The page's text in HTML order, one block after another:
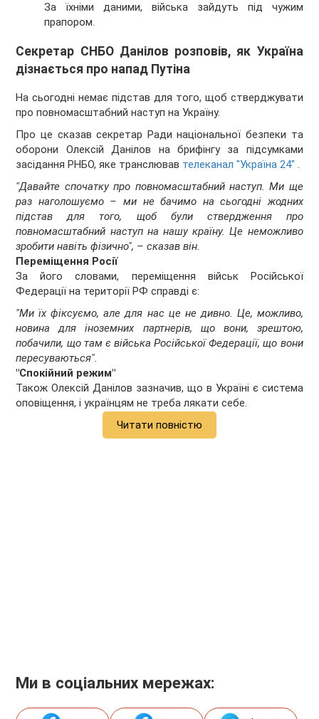
За їхніми даними, війська зайдуть під чужим
прапором.
Секретар СНБО Данілов розповів, як Україна
дізнається про напад Путіна
На сьогодні немає підстав для того, щоб стверджувати
про повномасштабний наступ на Україну.
Про це сказав секретар Ради національної безпеки та
оборони Олексій Данілов на брифінгу за підсумками
засідання РНБО, яке транслював телеканал "Україна 24".
"Давайте спочатку про повномасштабний наступ. Ми ще
раз наголошуємо – ми не бачимо на сьогодні жодних
підстав для того, щоб були ствердження про
повномасштабний наступ на нашу країну. Це неможливо
зробити навіть фізично", – сказав він.
Переміщення Росії
За його словами, переміщення військ Російської
Федерації на території РФ справді є:
"Ми їх фіксуємо, але для нас це не дивно. Це, можливо,
новина для іноземних партнерів, що вони, зрештою,
побачили, що там є війська Російської Федерації, що вони
пересуваються".
"Спокійний режим"
Також Олексій Данілов зазначив, що в Україні є система
оповіщення, і українцям не треба лякати себе.
Читати повністю
Ми в соціальних мережах: